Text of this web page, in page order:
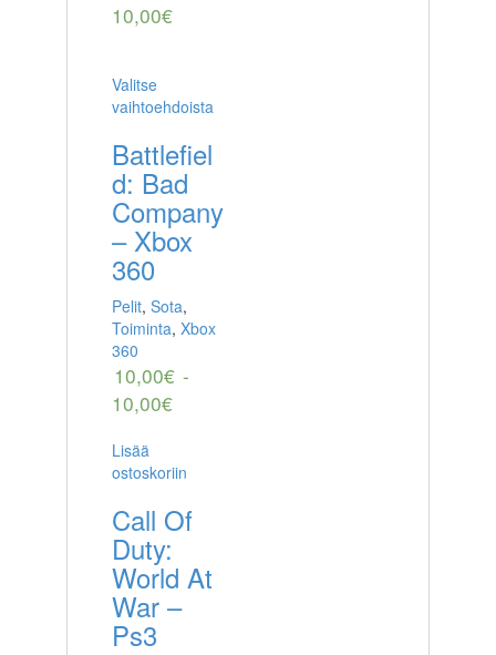
10,00€
Valitse
vaihtoehdoista
Battlefiel
d: Bad
Company
– Xbox
360
Pelit, Sota,
Toiminta, Xbox
360
10,00€ -
10,00€
Lisää
ostoskoriin
Call Of
Duty:
World At
War –
Ps3